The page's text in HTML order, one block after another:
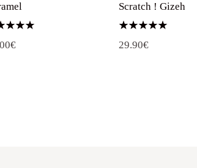
€
Scratch ! Gizeh
5.00
29.90€